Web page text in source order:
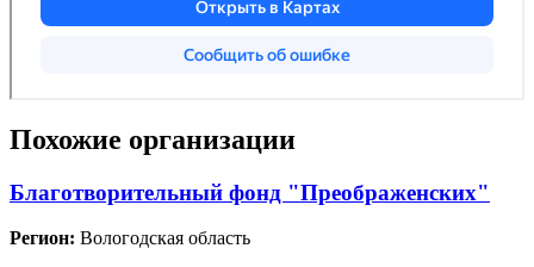
Похожие организации
Благотворительный фонд "Преображенских"
Регион: Вологодская область